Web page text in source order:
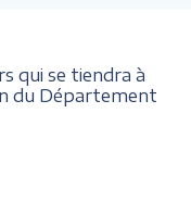
qui se tiendra à
du Département